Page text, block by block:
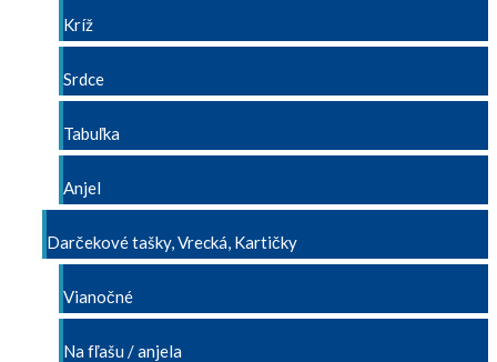
Kríž
Srdce
Tabuľka
Anjel
Darčekové tašky, Vrecká, Kartičky
Vianočné
Na fľašu / anjela